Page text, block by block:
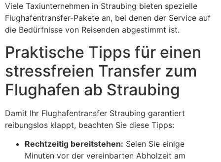
Viele Taxiunternehmen in Straubing bieten spezielle
Flughafentransfer-Pakete an, bei denen der Service auf
die Bedürfnisse von Reisenden abgestimmt ist.
Praktische Tipps für einen
stressfreien Transfer zum
Flughafen ab Straubing
Damit Ihr Flughafentransfer Straubing garantiert
reibungslos klappt, beachten Sie diese Tipps:
Rechtzeitig bereitstehen: Seien Sie einige
Minuten vor der vereinbarten Abholzeit am